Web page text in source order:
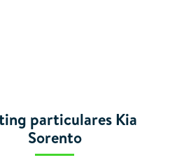
particulares Kia
Sorento